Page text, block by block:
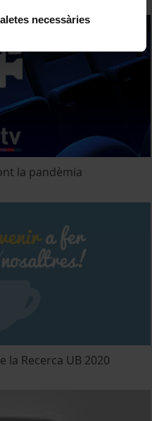
necessàries
la pandèmia
la Recerca UB 2020